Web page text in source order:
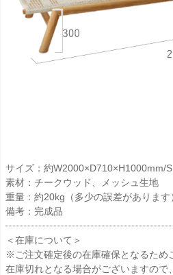
サイズ：約W2000×D710×H1000mm/
素材：チークウッド、メッシュ生地
重量：約20kg（多少の誤差があります
備考：完成品
＜在庫について＞
※ご注文確定後の在庫確保となるため
在庫切れとなる場合がございますので